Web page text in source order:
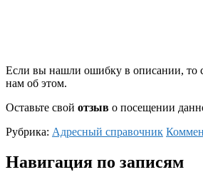
Если вы нашли ошибку в описании, то
нам об этом.
Оставьте свой отзыв о посещении
Рубрика: Адресный справочник
Навигация по записям